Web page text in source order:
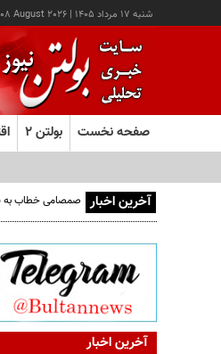
شنبه ۱۷ مرداد ۱۴۰۵ |
August 2026
صفحه نخست بولتن ۲
آخرین اخبار صمصامی خطاب به
آخرین اخبار